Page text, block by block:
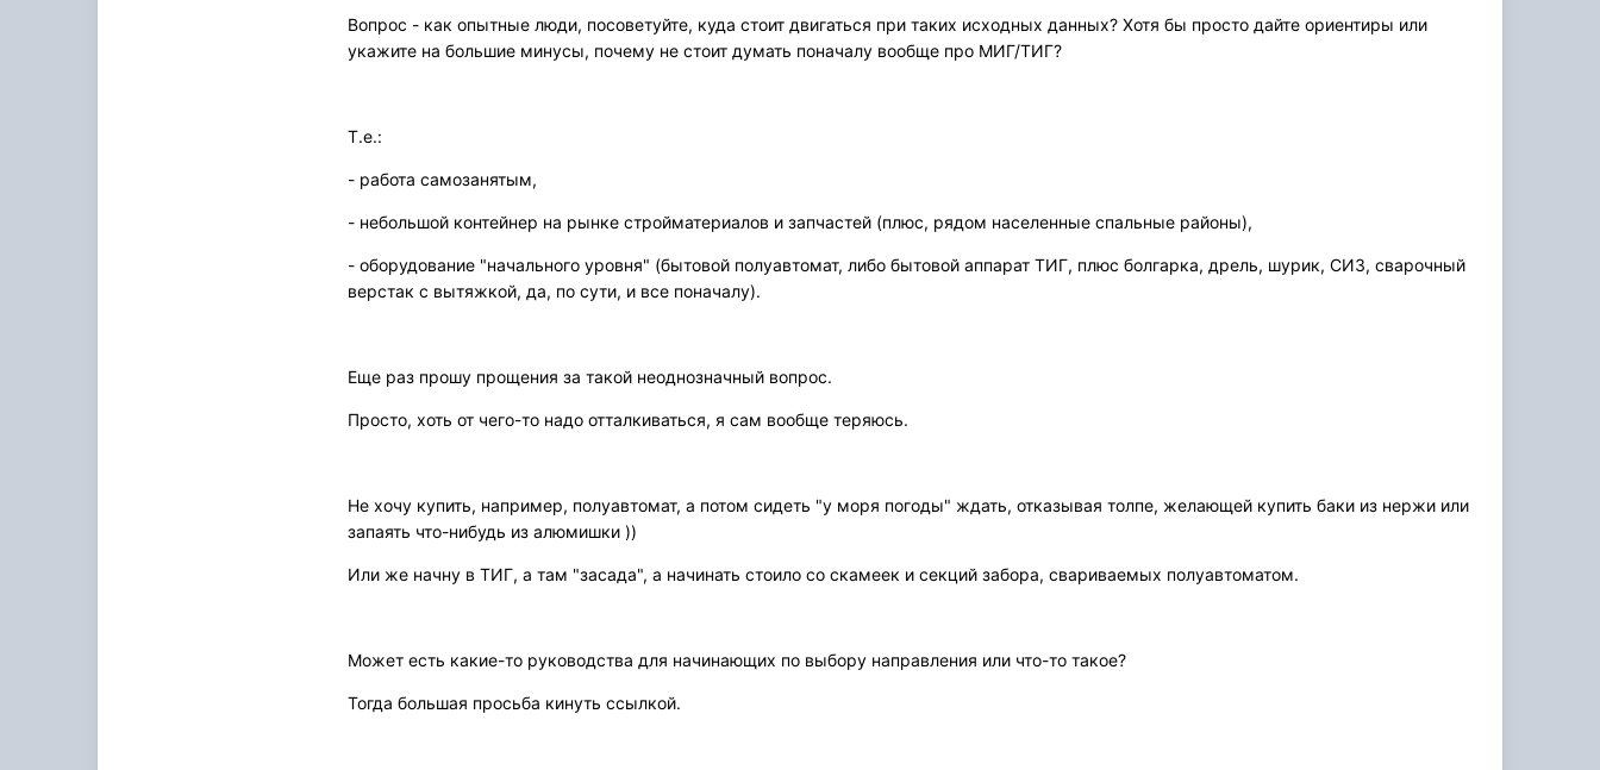
Вопрос - как опытные люди, посоветуйте, куда стоит двигаться при таких исходных данных? Хотя бы просто дайте ориентиры или
укажите на большие минусы, почему не стоит думать поначалу вообще про МИГ/ТИГ?
Т.е.:
- работа самозанятым,
- небольшой контейнер на рынке стройматериалов и запчастей (плюс, рядом населенные спальные районы),
- оборудование "начального уровня" (бытовой полуавтомат, либо бытовой аппарат ТИГ, плюс болгарка, дрель, шурик, СИЗ, сварочный
верстак с вытяжкой, да, по сути, и все поначалу).
Еще раз прошу прощения за такой неоднозначный вопрос.
Просто, хоть от чего-то надо отталкиваться, я сам вообще теряюсь.
Не хочу купить, например, полуавтомат, а потом сидеть "у моря погоды" ждать, отказывая толпе, желающей купить баки из нержи или
запаять что-нибудь из алюмишки ))
Или же начну в ТИГ, а там "засада", а начинать стоило со скамеек и секций забора, свариваемых полуавтоматом.
Может есть какие-то руководства для начинающих по выбору направления или что-то такое?
Тогда большая просьба кинуть ссылкой.